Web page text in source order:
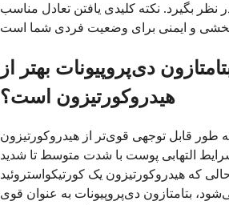
در نظر بگیرد. نکته کلیدی یافتن تعادل مناسب
بتامتازون دی‌پروپیونات بهتر از
هیدروکورتیزون است؟
طور قابل توجهی قوی‌تر از هیدروکورتیزون
التهابی پوست با شدت متوسط ​​تا شدید
که هیدروکورتیزون یک کورتیکواستروئید
بتامتازون دی‌پروپیونات به عنوان قوی